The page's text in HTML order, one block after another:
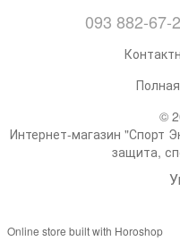
093 882-67-
©
Интернет-магазин "Спорт
защита,
Online store built with Horoshop